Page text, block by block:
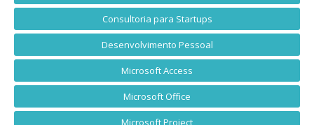
Consultoria para Startups
Desenvolvimento Pessoal
Microsoft Access
Microsoft Office
Microsoft Project